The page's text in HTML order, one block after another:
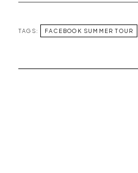
TAGS: FACEBOOK SUMMER TOUR